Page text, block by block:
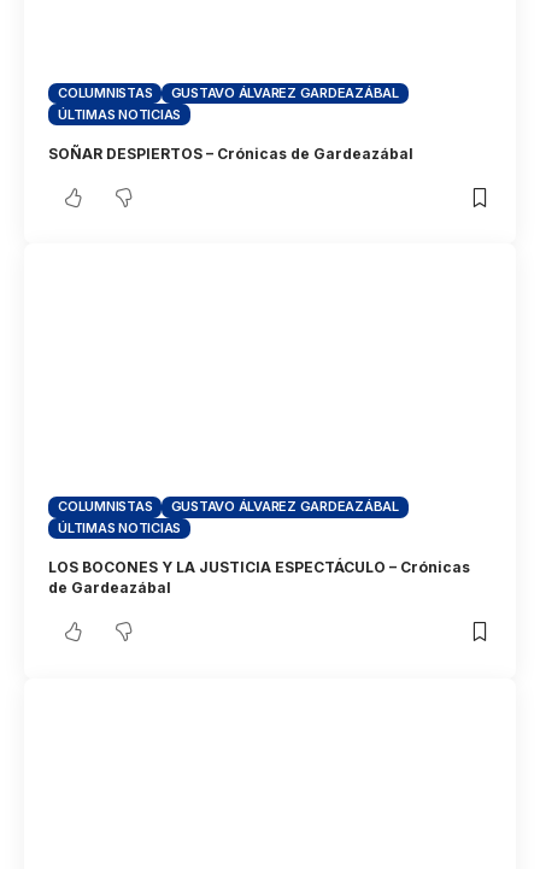
COLUMNISTAS
GUSTAVO ÁLVAREZ GARDEAZÁBAL
ÚLTIMAS NOTICIAS
SOÑAR DESPIERTOS – Crónicas de Gardeazábal
COLUMNISTAS
GUSTAVO ÁLVAREZ GARDEAZÁBAL
ÚLTIMAS NOTICIAS
LOS BOCONES Y LA JUSTICIA ESPECTÁCULO – Crónicas
de Gardeazábal